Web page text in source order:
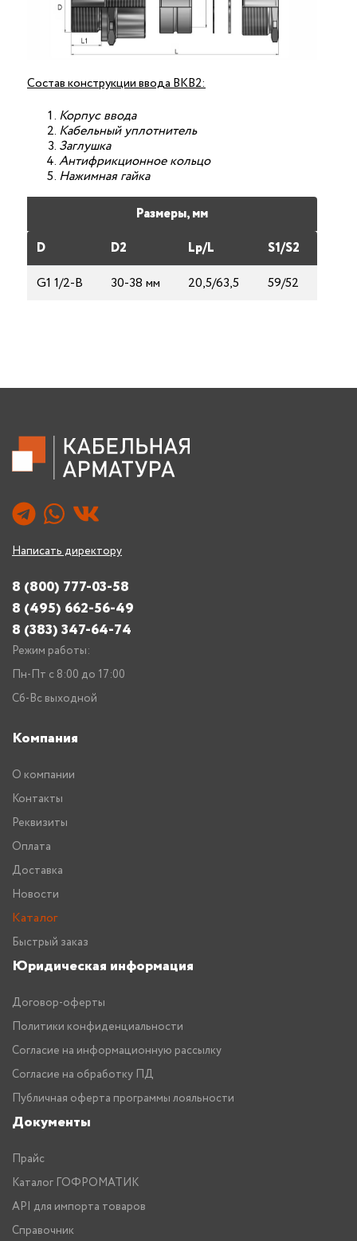
Состав конструкции ввода ВКВ2:
Корпус ввода
Кабельный уплотнитель
Заглушка
Антифрикционное кольцо
Нажимная гайка
Размеры, мм
D
D2 Lp/L
S1/S2
G1 1/2-B
30-38 мм 20,5/63,5 59/52
Написать директору
8 (800) 777-03-58
8 (495) 662-56-49
8 (383) 347-64-74
Режим работы:
Пн-Пт с 8:00 до 17:00
Сб-Вс выходной
Компания
О компании
Контакты
Реквизиты
Оплата
Доставка
Новости
Каталог
Быстрый заказ
Юридическая информация
Договор-оферты
Политики конфиденциальности
Согласие на информационную рассылку
Согласие на обработку ПД
Публичная оферта программы лояльности
Документы
Прайс
Каталог ГОФРОМАТИК
API для импорта товаров
Справочник